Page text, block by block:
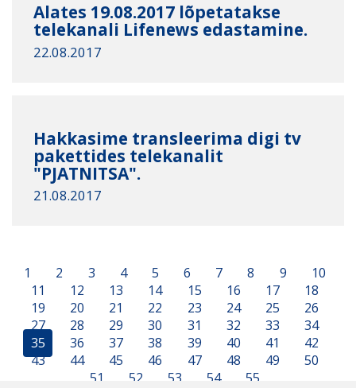
Alates 19.08.2017 lõpetatakse
telekanali Lifenews edastamine.
22.08.2017
Hakkasime transleerima digi tv
pakettides telekanalit
"PJATNITSA".
21.08.2017
1 2 3 4 5 6 7 8 9
10
11
12 13 14 15 16 17
18
19
20 21 22 23 24 25
26
27
28 29 30 31 32 33
34
35
36 37 38 39 40 41
42
43
44 45 46 47 48 49
50
51
52 53 54 55